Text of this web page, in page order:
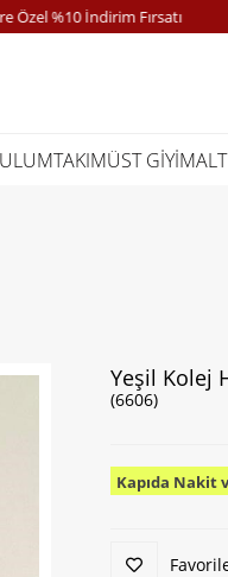
%10 İndirim Fırsatı
TAKIMÜST GİYİM
Yeşil Kolej
(6606)
Kapıda Nakit